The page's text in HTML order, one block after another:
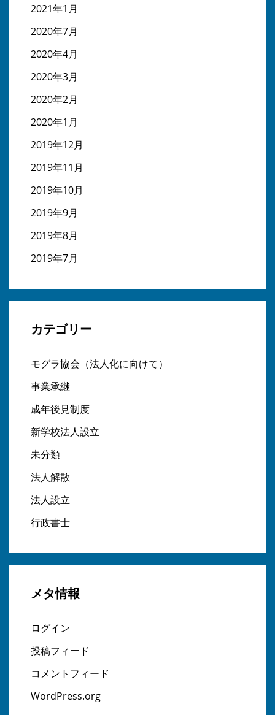
2021年1月
2020年7月
2020年4月
2020年3月
2020年2月
2020年1月
2019年12月
2019年11月
2019年10月
2019年9月
2019年8月
2019年7月
カテゴリー
モグラ協会（法人化に向けて）
事業承継
成年後見制度
新学校法人設立
未分類
法人解散
法人設立
行政書士
メタ情報
ログイン
投稿フィード
コメントフィード
WordPress.org